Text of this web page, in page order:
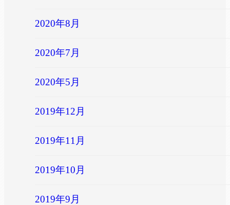
2020年8月
2020年7月
2020年5月
2019年12月
2019年11月
2019年10月
2019年9月